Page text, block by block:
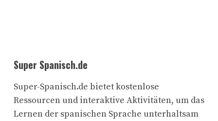
Super Spanisch.de
Super-Spanisch.de bietet kostenlose
Ressourcen und interaktive Aktivitäten, um das
Lernen der spanischen Sprache unterhaltsam